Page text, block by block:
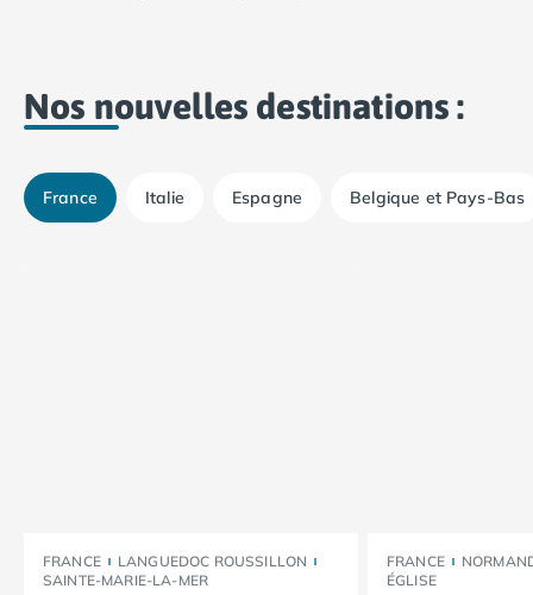
Camping Dinard
Camping Saint-Malo
Camping Auray
Camping Carnac
Camping Porto Vecchio
Camping Haute-Corse
Nos nouvelles destinations :
France Italie Espagne Belgique et Pays-Bas
FRANCE
LANGUEDOC ROUSSILLON
SAINTE-MARIE-LA-MER
FRANCE
ÉGLISE